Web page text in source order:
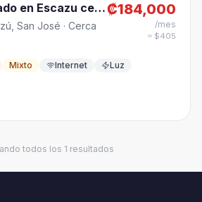
Cuarto amueblado en Escazu cerca de Walmart Trejos Montealeg
San José · Cerca
₡184,000
/mes
≈ $405
Mixto Internet
Luz
todos los 1 resultados